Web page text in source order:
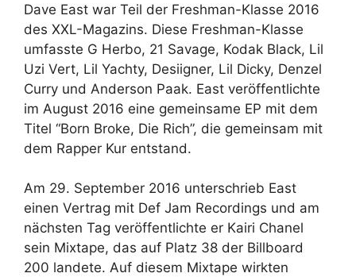
Dave East war Teil der Freshman-Klasse 2016
des XXL-Magazins. Diese Freshman-Klasse
umfasste G Herbo, 21 Savage, Kodak Black, Lil
Uzi Vert, Lil Yachty, Desiigner, Lil Dicky, Denzel
Curry und Anderson Paak. East veröffentlichte
im August 2016 eine gemeinsame EP mit dem
Titel “Born Broke, Die Rich”, die gemeinsam mit
dem Rapper Kur entstand.
Am 29. September 2016 unterschrieb East
einen Vertrag mit Def Jam Recordings und am
nächsten Tag veröffentlichte er Kairi Chanel
sein Mixtape, das auf Platz 38 der Billboard
200 landete. Auf diesem Mixtape wirkten